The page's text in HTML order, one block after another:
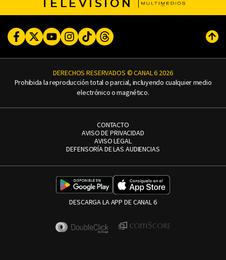
TELEVISIÓN
FacebookTwitterYoutubeInstagram
TikTokThreads
DERECHOS RESERVADOS © CANAL 6 2026
Prohibida la reproducción total o parcial, incluyendo cualquier medio
electrónico o magnético.
CONTACTO
AVISO DE PRIVACIDAD
AVISO LEGAL
DEFENSORÍA DE LAS AUDIENCIAS
DESCARGA LA APP DE CANAL 6